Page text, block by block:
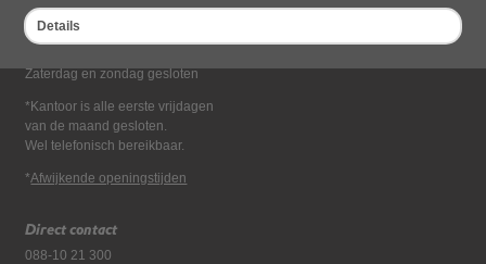
Details
Maandag tot en met vrijdag*
van 08:00 tot 16:30
Zaterdag en zondag gesloten
*Kantoor is alle eerste vrijdagen
van de maand gesloten.
Wel telefonisch bereikbaar.
*Afwijkende openingstijden
Direct contact
088-10 21 300